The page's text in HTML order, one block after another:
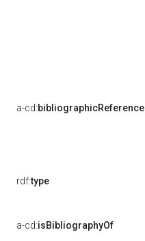
a-cd:bibliographicReference
rdf:type
a-cd:isBibliographyOf